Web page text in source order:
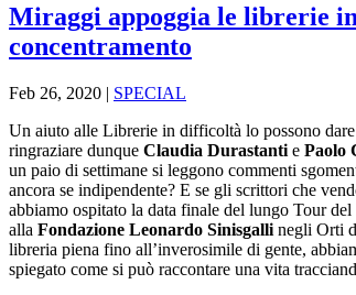
Miraggi appoggia le librerie
concentramento
Feb 26, 2020 | SPECIAL
Un aiuto alle Librerie in difficoltà lo possono
ringraziare dunque Claudia Durastanti e Paolo
un paio di settimane si leggono commenti
ancora se indipendente? E se gli scrittori che
abbiamo ospitato la data finale del lungo Tour
alla Fondazione Leonardo Sinisgalli negli Orti
libreria piena fino all’inverosimile di gente,
spiegato come si può raccontare una vita